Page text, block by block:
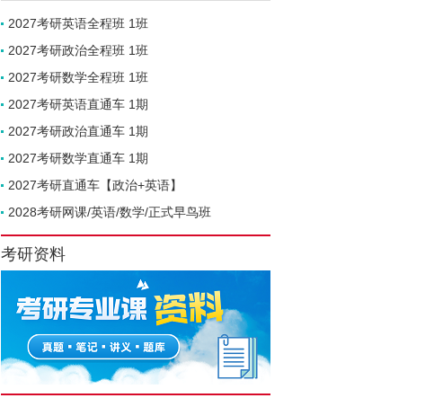
2027考研英语全程班 1班
2027考研政治全程班 1班
2027考研数学全程班 1班
2027考研英语直通车 1期
2027考研政治直通车 1期
2027考研数学直通车 1期
2027考研直通车【政治+英语】
2028考研网课/英语/数学/正式早鸟班
考研资料